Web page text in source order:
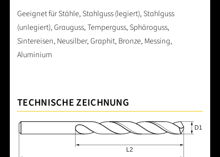
Geeignet für Stähle, Stahlguss (legiert), Stahlguss
(unlegiert), Grauguss, Temperguss, Sphäroguss,
Sintereisen, Neusilber, Graphit, Bronze, Messing,
Aluminium
TECHNISCHE ZEICHNUNG